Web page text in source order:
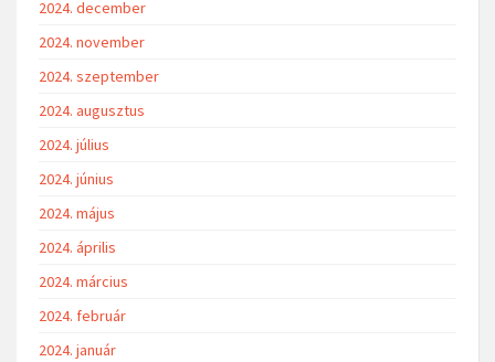
2024. december
2024. november
2024. szeptember
2024. augusztus
2024. július
2024. június
2024. május
2024. április
2024. március
2024. február
2024. január